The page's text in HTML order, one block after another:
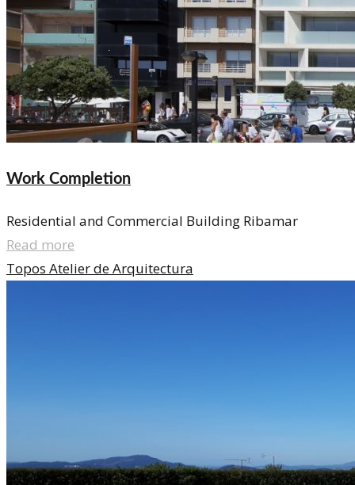
Work Completion
Residential and Commercial Building Ribamar
Read more
Topos Atelier de Arquitectura